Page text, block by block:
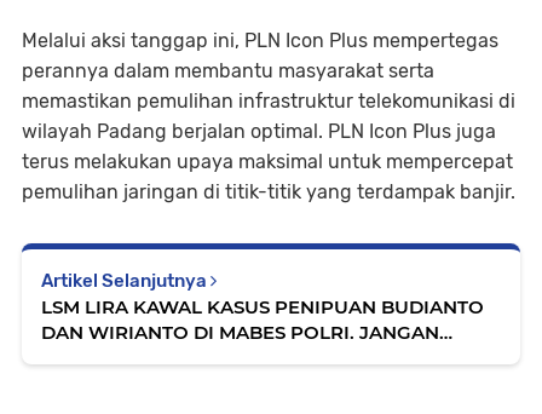
Melalui aksi tanggap ini, PLN Icon Plus mempertegas
perannya dalam membantu masyarakat serta
memastikan pemulihan infrastruktur telekomunikasi di
wilayah Padang berjalan optimal. PLN Icon Plus juga
terus melakukan upaya maksimal untuk mempercepat
pemulihan jaringan di titik-titik yang terdampak banjir.
Artikel Selanjutnya
LSM LIRA KAWAL KASUS PENIPUAN BUDIANTO
DAN WIRIANTO DI MABES POLRI. JANGAN